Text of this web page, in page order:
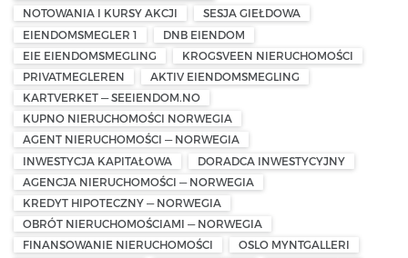
NOTOWANIA I KURSY AKCJI
SESJA GIEŁDOWA
EIENDOMSMEGLER 1
DNB EIENDOM
EIE EIENDOMSMEGLING
KROGSVEEN NIERUCHOMOŚCI
PRIVATMEGLEREN
AKTIV EIENDOMSMEGLING
KARTVERKET — SEEIENDOM.NO
KUPNO NIERUCHOMOŚCI NORWEGIA
AGENT NIERUCHOMOŚCI — NORWEGIA
INWESTYCJA KAPITAŁOWA
DORADCA INWESTYCYJNY
AGENCJA NIERUCHOMOŚCI — NORWEGIA
KREDYT HIPOTECZNY — NORWEGIA
OBRÓT NIERUCHOMOŚCIAMI — NORWEGIA
FINANSOWANIE NIERUCHOMOŚCI
OSLO MYNTGALLERI